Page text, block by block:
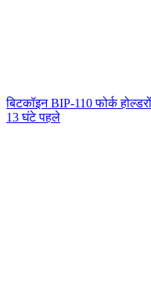
बिटकॉइन BIP-110 फोर्क
13 घंटे पहले